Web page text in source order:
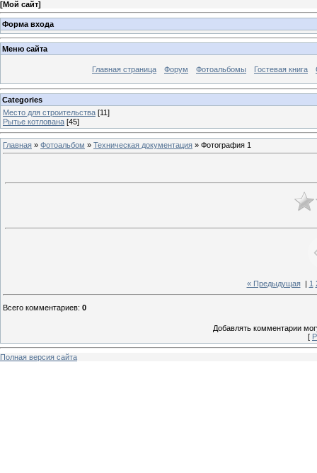
[Мой сайт]
Форма входа
Меню сайта
Главная страница Форум Фотоальбомы Гостевая книга
Categories
Место для строительства [11]
Рытье котлована [45]
Главная » Фотоальбом » Техническая документация » Фотография 1
« Предыдущая| 1
Всего комментариев: 0
Добавлять комментарии
[
Полная версия сайта